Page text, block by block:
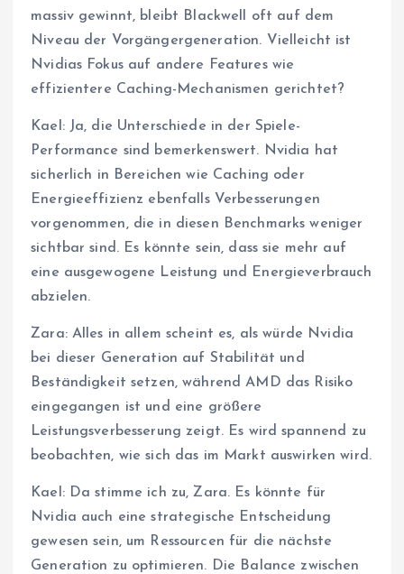
massiv gewinnt, bleibt Blackwell oft auf dem
Niveau der Vorgängergeneration. Vielleicht ist
Nvidias Fokus auf andere Features wie
effizientere Caching-Mechanismen gerichtet?
Kael: Ja, die Unterschiede in der Spiele-
Performance sind bemerkenswert. Nvidia hat
sicherlich in Bereichen wie Caching oder
Energieeffizienz ebenfalls Verbesserungen
vorgenommen, die in diesen Benchmarks weniger
sichtbar sind. Es könnte sein, dass sie mehr auf
eine ausgewogene Leistung und Energieverbrauch
abzielen.
Zara: Alles in allem scheint es, als würde Nvidia
bei dieser Generation auf Stabilität und
Beständigkeit setzen, während AMD das Risiko
eingegangen ist und eine größere
Leistungsverbesserung zeigt. Es wird spannend zu
beobachten, wie sich das im Markt auswirken wird.
Kael: Da stimme ich zu, Zara. Es könnte für
Nvidia auch eine strategische Entscheidung
gewesen sein, um Ressourcen für die nächste
Generation zu optimieren. Die Balance zwischen